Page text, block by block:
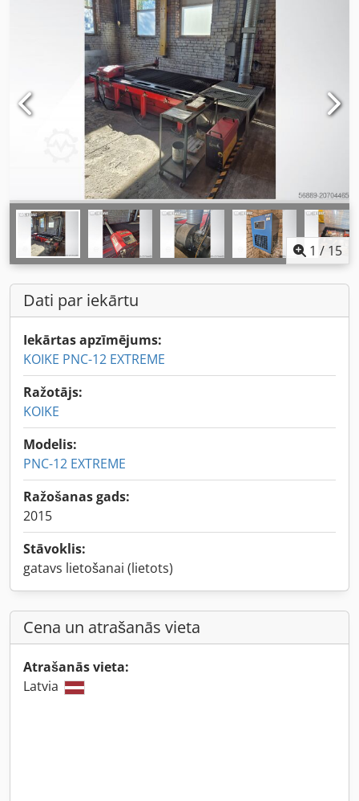
1 / 15
Dati par iekārtu
Iekārtas apzīmējums:
KOIKE PNC-12 EXTREME
Ražotājs:
KOIKE
Modelis:
PNC-12 EXTREME
Ražošanas gads:
2015
Stāvoklis:
gatavs lietošanai (lietots)
Cena un atrašanās vieta
Atrašanās vieta:
Latvia